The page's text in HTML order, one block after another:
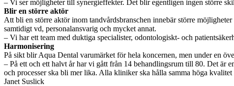
– Vi ser möjligheter till synergieffekter. Det blir egentligen ingen större
Blir en större aktör
Att bli en större aktör inom tandvårdsbranschen innebär större
samtidigt vd, personalansvarig och mycket annat.
– Vi har ett team med duktiga specialister, odontologiskt- och
Harmonisering
På sikt blir Aqua Dental varumärket för hela koncernen, men under en
– På ett och ett halvt år har vi gått från 14 behandlingsrum till 80. Det är
och processer ska bli mer lika. Alla kliniker ska hålla samma höga
Janet Suslick